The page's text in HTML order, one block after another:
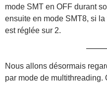
mode SMT en OFF durant
ensuite en mode SMT8, si
est réglée sur 2.
Nous allons désormais
par mode de multithreading.